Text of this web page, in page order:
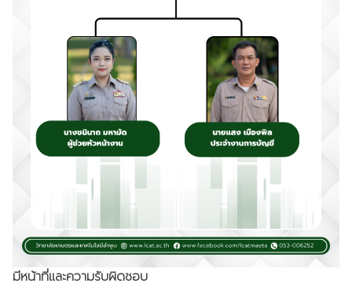
มีหน้าที่และความรับผิดชอบ